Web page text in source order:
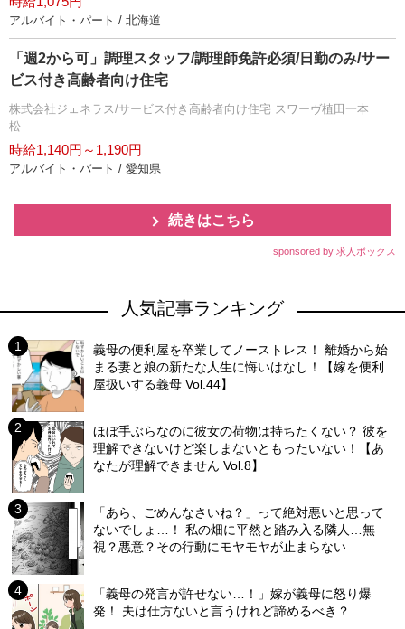
アルバイト・パート / 北海道
「週2から可」調理スタッフ/調理師免許必須/日勤のみ/サー
ビス付き高齢者向け住宅
株式会社ジェネラス/サービス付き高齢者向け住宅 スワーヴ植田一本
松
時給1,140円～1,190円
アルバイト・パート / 愛知県
続きはこちら
sponsored by 求人ボックス
人気記事ランキング
義母の便利屋を卒業してノーストレス！ 離婚から始
まる妻と娘の新たな人生に悔いはなし！【嫁を便利
屋扱いする義母 Vol.44】
ほぼ手ぶらなのに彼女の荷物は持ちたくない？ 彼を
理解できないけど楽しまないともったいない！【あ
なたが理解できません Vol.8】
「あら、ごめんなさいね？」って絶対悪いと思って
ないでしょ…！ 私の畑に平然と踏み入る隣人…無
視？悪意？その行動にモヤモヤが止まらない
「義母の発言が許せない…！」嫁が義母に怒り爆
発！ 夫は仕方ないと言うけれど諦めるべき？